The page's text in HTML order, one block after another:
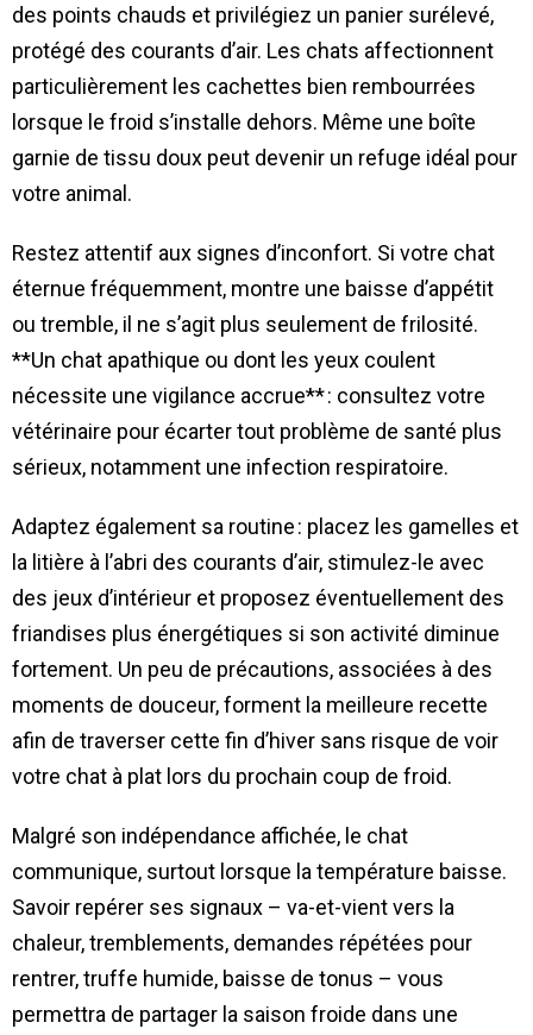
des points chauds et privilégiez un panier surélevé,
protégé des courants d’air. Les chats affectionnent
particulièrement les cachettes bien rembourrées
lorsque le froid s’installe dehors. Même une boîte
garnie de tissu doux peut devenir un refuge idéal pour
votre animal.
Restez attentif aux signes d’inconfort. Si votre chat
éternue fréquemment, montre une baisse d’appétit
ou tremble, il ne s’agit plus seulement de frilosité.
**Un chat apathique ou dont les yeux coulent
nécessite une vigilance accrue** : consultez votre
vétérinaire pour écarter tout problème de santé plus
sérieux, notamment une infection respiratoire.
Adaptez également sa routine : placez les gamelles et
la litière à l’abri des courants d’air, stimulez-le avec
des jeux d’intérieur et proposez éventuellement des
friandises plus énergétiques si son activité diminue
fortement. Un peu de précautions, associées à des
moments de douceur, forment la meilleure recette
afin de traverser cette fin d’hiver sans risque de voir
votre chat à plat lors du prochain coup de froid.
Malgré son indépendance affichée, le chat
communique, surtout lorsque la température baisse.
Savoir repérer ses signaux – va-et-vient vers la
chaleur, tremblements, demandes répétées pour
rentrer, truffe humide, baisse de tonus – vous
permettra de partager la saison froide dans une